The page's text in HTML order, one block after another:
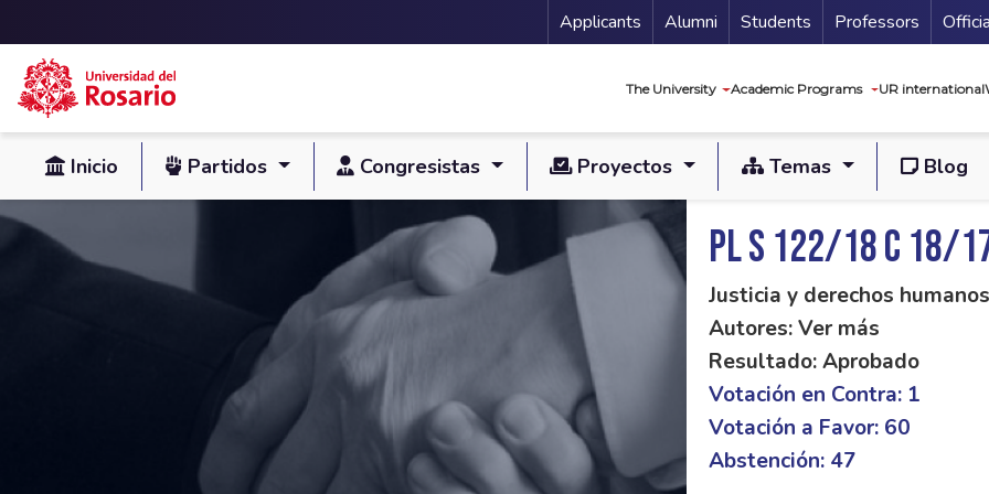
Skip to main content
Menu Secundario
Applicants Alumni Students Professors
The University Academic Programs UR international
Inicio Partidos Congresistas Proyectos Temas Blog
PL S 122/18 C 18/
Justicia y derechos humanos
Autores: Ver más
Resultado: Aprobado
Votación en Contra: 1
Votación a Favor: 60
Abstención: 47